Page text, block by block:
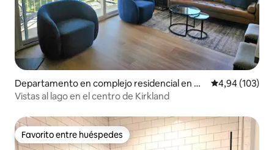
Departamento en complejo residencial en Kir
kland
Calificación
4,94 (103)
Vistas al lago en el centro de Kirkland
Favorito entre huéspedes
Favorito entre huéspedes